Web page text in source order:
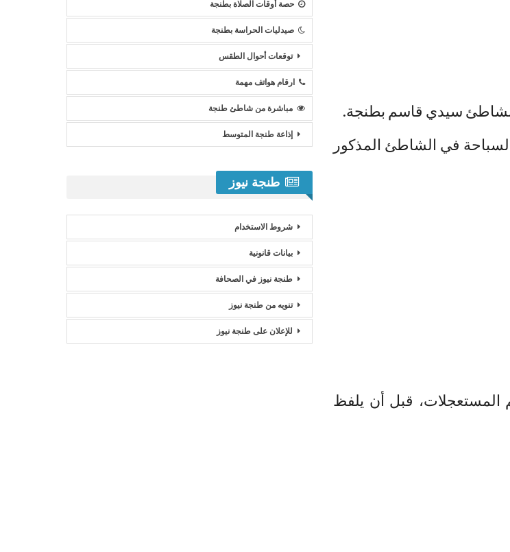
سيدي قاسم بطنجة.
في الشاطئ المذكور
المستعجلات، قبل أن يلفظ
حصة أوقات الصلاة بطنجة
صيدليات الحراسة بطنجة
توقعات أحوال الطقس
ارقام هواتف مهمة
مباشرة من شاطئ طنجة
إذاعة طنجة المتوسط
طنجة نيوز
شروط الاستخدام
بيانات قانونية
طنجة نيوز في الصحافة
تنويه من طنجة نيوز
للإعلان على طنجة نيوز